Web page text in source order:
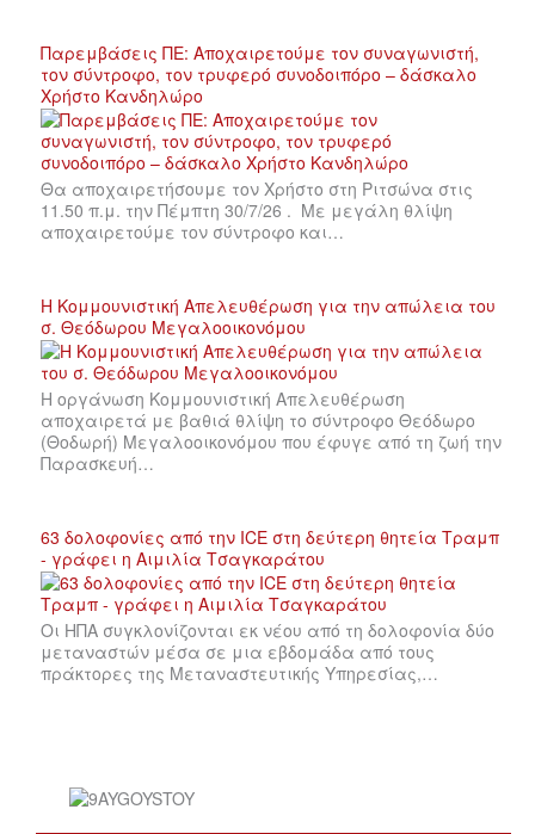
Παρεμβάσεις ΠΕ: Αποχαιρετούμε τον συναγωνιστή,
τον σύντροφο, τον τρυφερό συνοδοιπόρο – δάσκαλο
Χρήστο Κανδηλώρο
Θα αποχαιρετήσουμε τον Χρήστο στη Ριτσώνα στις
11.50 π.μ. την Πέμπτη 30/7/26 . Με μεγάλη θλίψη
αποχαιρετούμε τον σύντροφο και…
Η Κομμουνιστική Απελευθέρωση για την απώλεια του
σ. Θεόδωρου Μεγαλοοικονόμου
Η οργάνωση Κομμουνιστική Απελευθέρωση
αποχαιρετά με βαθιά θλίψη το σύντροφο Θεόδωρο
(Θοδωρή) Μεγαλοοικονόμου που έφυγε από τη ζωή την
Παρασκευή…
63 δολοφονίες από την ICE στη δεύτερη θητεία Τραμπ
- γράφει η Αιμιλία Τσαγκαράτου
Οι ΗΠΑ συγκλονίζονται εκ νέου από τη δολοφονία δύο
μεταναστών μέσα σε μια εβδομάδα από τους
πράκτορες της Μεταναστευτικής Υπηρεσίας,…